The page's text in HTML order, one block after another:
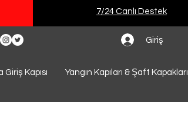
7/24 Canlı Destek
Giriş
Giriş Kapısı Yangın Kapıları & Şaft Kapakları